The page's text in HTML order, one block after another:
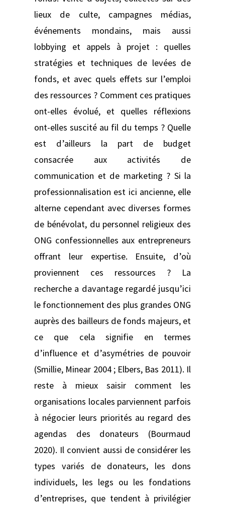
lieux de culte, campagnes médias,
événements mondains, mais aussi
lobbying et appels à projet : quelles
stratégies et techniques de levées de
fonds, et avec quels effets sur l’emploi
des ressources ? Comment ces pratiques
ont-elles évolué, et quelles réflexions
ont-elles suscité au fil du temps ? Quelle
est d’ailleurs la part de budget
consacrée aux activités de
communication et de marketing ? Si la
professionnalisation est ici ancienne, elle
alterne cependant avec diverses formes
de bénévolat, du personnel religieux des
ONG confessionnelles aux entrepreneurs
offrant leur expertise. Ensuite, d’où
proviennent ces ressources ? La
recherche a davantage regardé jusqu’ici
le fonctionnement des plus grandes ONG
auprès des bailleurs de fonds majeurs, et
ce que cela signifie en termes
d’influence et d’asymétries de pouvoir
(Smillie, Minear 2004 ; Elbers, Bas 2011). Il
reste à mieux saisir comment les
organisations locales parviennent parfois
à négocier leurs priorités au regard des
agendas des donateurs (Bourmaud
2020). Il convient aussi de considérer les
types variés de donateurs, les dons
individuels, les legs ou les fondations
d’entreprises, que tendent à privilégier